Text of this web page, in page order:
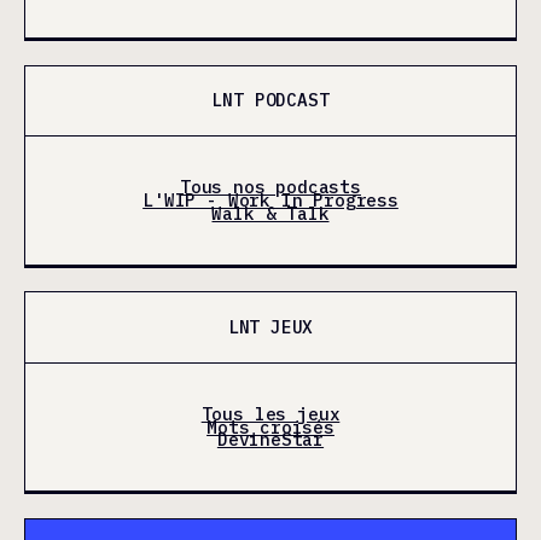
LNT PODCAST
Tous nos podcasts
L'WIP - Work In Progress
Walk & Talk
LNT JEUX
Tous les jeux
Mots croisés
DevineStar